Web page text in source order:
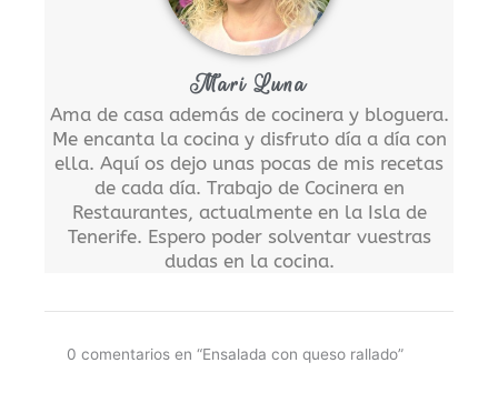
Mari Luna
Ama de casa además de cocinera y bloguera.
Me encanta la cocina y disfruto día a día con
ella. Aquí os dejo unas pocas de mis recetas
de cada día. Trabajo de Cocinera en
Restaurantes, actualmente en la Isla de
Tenerife. Espero poder solventar vuestras
dudas en la cocina.
0 comentarios en “Ensalada con queso rallado”